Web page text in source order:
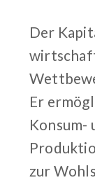
Der
Er
Konsum-
zur